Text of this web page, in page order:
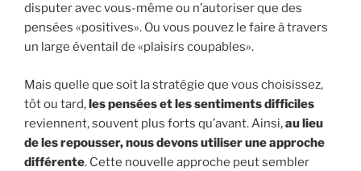
disputer avec vous-même ou n’autoriser que des
pensées «positives». Ou vous pouvez le faire à travers
un large éventail de «plaisirs coupables».
Mais quelle que soit la stratégie que vous choisissez,
tôt ou tard,les pensées et les sentiments difficiles
reviennent, souvent plus forts qu’avant. Ainsi,au lieu
de les repousser, nous devons utiliser une approche
différente. Cette nouvelle approche peut sembler